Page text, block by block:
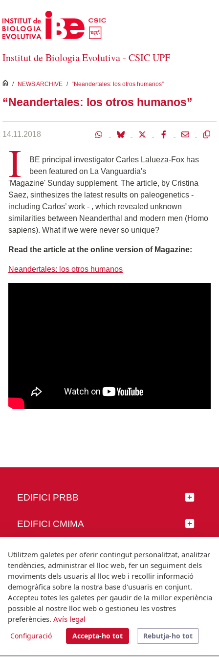
Salta al contingut principal
Institut de Biologia Evolutiva - CSIC UPF
inici
/ NEWS ARCHIVE / “Neandertales: los otros humanos”
“Neandertales: los otros humanos”
14.11.2018
I
BE principal investigator Carles Lalueza-Fox has
been featured on La Vanguardia's
'Magazine' Sunday supplement. The article, by Cristina
Saez, sinthesizes the latest results on paleogenetics -
including Carlos’ work - , which revealed unknown
similarities between Neanderthal and modern men (Homo
sapiens). What if we were never so unique?
Read the article at the online version of Magazine:
Neandertales: los otros humanos
EDIFICI PRBB
EDIFICI CMIMA
SEGUEIX-NOS
© Universitat Pompeu Fabra
Barcelona
T.(+34) 93 542 20 00
Utilitzem galetes per oferir contingut personalitzat, analitzar
tendències, administrar el lloc web, fer un seguiment dels
moviments dels usuaris al lloc web i recollir informació
demogràfica sobre la nostra base d'usuaris en conjunt.
Accepteu totes les galetes per gaudir de la millor experiència
possible al nostre lloc web o gestioneu les vostres
preferències. Avís legal
Configuració Accepta-ho tot Rebutja-ho tot